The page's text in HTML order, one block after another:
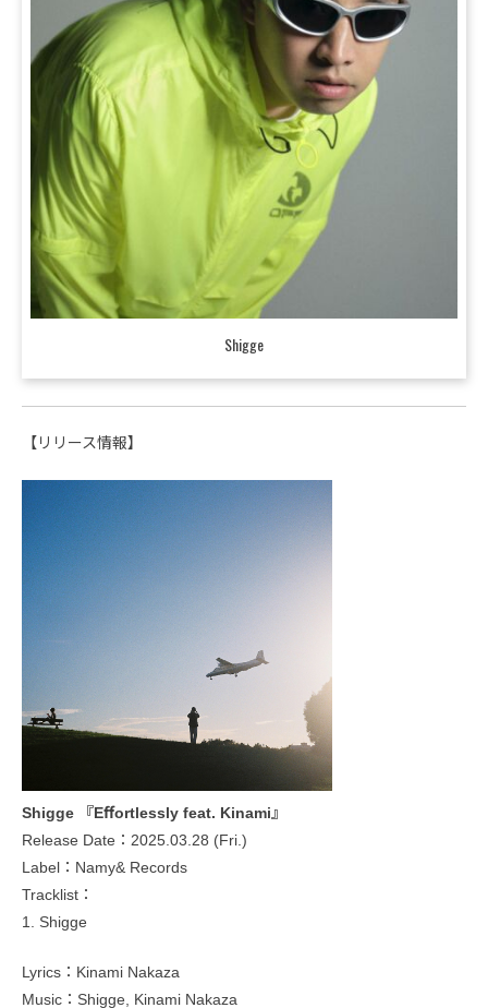
Shigge
【リリース情報】
Shigge 『Eﬀortlessly feat. Kinami』
Release Date：2025.03.28 (Fri.)
Label：Namy& Records
Tracklist：
1. Shigge
Lyrics：Kinami Nakaza
Music：Shigge, Kinami Nakaza